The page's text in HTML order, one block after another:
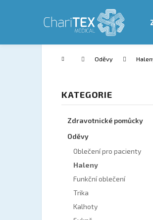
Přejít na obsah
Domů Oděvy
Přeskočit kategorie
KATEGORIE
Zdravotnické pomůcky
Oděvy
Oblečení pro pacienty
Haleny
Funkční oblečení
Trika
Kalhoty
Zpět
Zpět